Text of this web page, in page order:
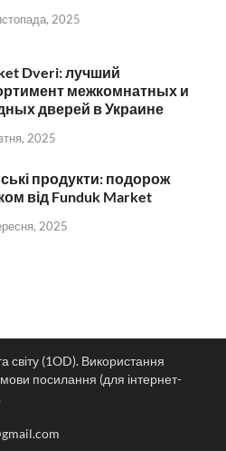
2025
Dveri: лучший
межкомнатных и
дверей в Украине
2025
продукти: подорож
від Funduk Market
2025
(1OD). Використання
посилання (для інтернет-